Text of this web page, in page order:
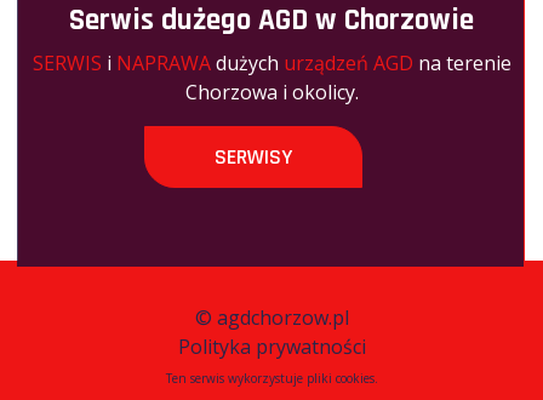
Serwis dużego AGD w Chorzowie
SERWIS i NAPRAWAdużych urządzeń AGD na terenie
Chorzowa i okolicy.
SERWISY
© agdchorzow.pl
Polityka prywatności
Ten serwis wykorzystuje pliki cookies.